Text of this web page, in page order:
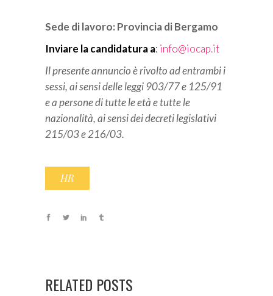
Sede di lavoro: Provincia di Bergamo
Inviare la candidatura a: info@iocap.it
Il presente annuncio è rivolto ad entrambi i
sessi, ai sensi delle leggi 903/77 e 125/91
e a persone di tutte le età e tutte le
nazionalità, ai sensi dei decreti legislativi
215/03 e 216/03.
HR
RELATED POSTS